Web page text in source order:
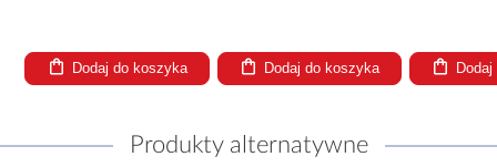
Dodaj do koszyka Dodaj do koszyka
Produkty alternatywne